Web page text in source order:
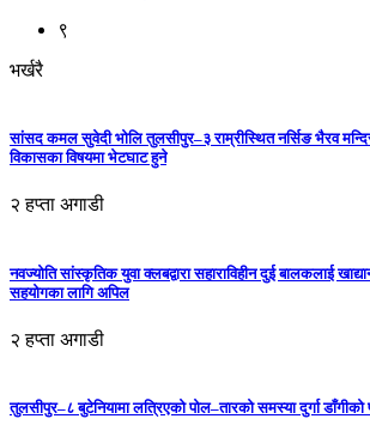
९
भर्खरै
सांसद कमल सुवेदी भोलि तुलसीपुर–३ राम्रीस्थित नर्सिङ भैरव
विकासका विषयमा भेटघाट हुने
२ हप्ता अगाडी
नवज्योति सांस्कृतिक युवा क्लबद्वारा सहाराविहीन दुई बालकलाई
सहयोगका लागि अपिल
२ हप्ता अगाडी
तुलसीपुर–८ बुटेनियामा लत्रिएको पोल–तारको समस्या दुर्गा